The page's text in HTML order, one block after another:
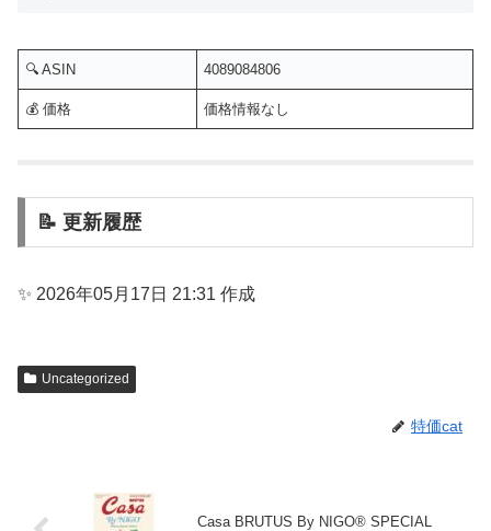
🔍 ASIN 4089084806
💰 価格 価格情報なし
📝 更新履歴
✨ 2026年05月17日 21:31 作成
Uncategorized
特価cat
Casa BRUTUS By NIGO® SPECIAL